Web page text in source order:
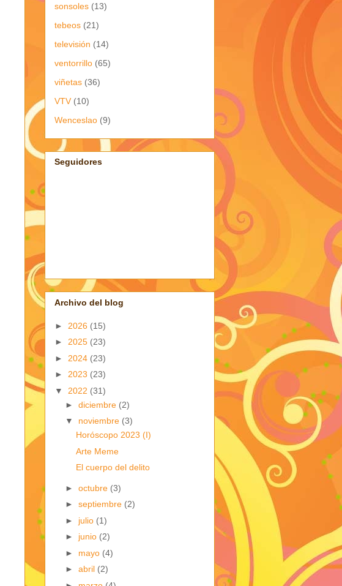
sonsoles (13)
tebeos (21)
televisión (14)
ventorrillo (65)
viñetas (36)
VTV (10)
Wenceslao (9)
Seguidores
Archivo del blog
► 2026 (15)
► 2025 (23)
► 2024 (23)
► 2023 (23)
▼ 2022 (31)
► diciembre (2)
▼ noviembre (3)
Horóscopo 2023 (I)
Arte Meme
El cuerpo del delito
► octubre (3)
► septiembre (2)
► julio (1)
► junio (2)
► mayo (4)
► abril (2)